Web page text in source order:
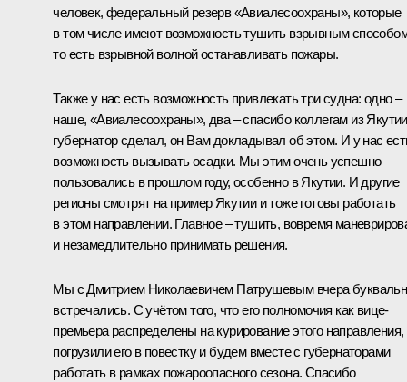
человек, федеральный резерв «Авиалесоохраны», которые
в том числе имеют возможность тушить взрывным
то есть взрывной волной останавливать пожары.
Также у нас есть возможность привлекать три судна: одно –
наше, «Авиалесоохраны», два – спасибо коллегам из
губернатор сделал, он Вам докладывал об этом. И у нас
возможность вызывать осадки. Мы этим очень успешно
пользовались в прошлом году, особенно в Якутии. И другие
регионы смотрят на пример Якутии и тоже готовы работать
в этом направлении. Главное – тушить, вовремя
и незамедлительно принимать решения.
Мы с Дмитрием Николаевичем Патрушевым вчера
встречались. С учётом того, что его полномочия как вице-
премьера распределены на курирование этого направления,
погрузили его в повестку и будем вместе с губернаторами
работать в рамках пожароопасного сезона. Спасибо